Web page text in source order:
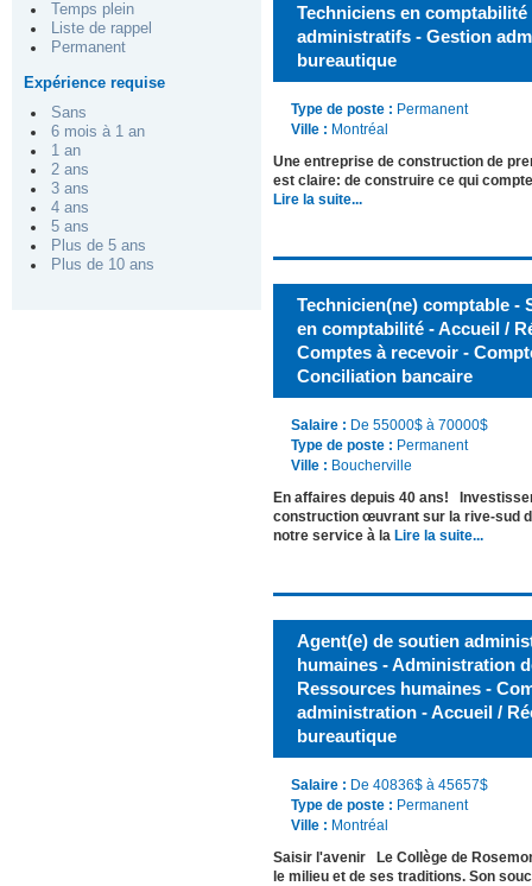
Temps plein
Liste de rappel
Permanent
Expérience requise
Sans
6 mois à 1 an
1 an
2 ans
3 ans
4 ans
5 ans
Plus de 5 ans
Plus de 10 ans
Techniciens en
administratifs - Gestion
bureautique
Type de poste : Permanent
Ville : Montréal
Une entreprise de construction de
est claire: de construire ce qui
Lire la suite...
Technicien(ne) comptable -
en comptabilité - Accueil /
Comptes à recevoir -
Conciliation bancaire
Salaire : De 55000$ à 70000$
Type de poste : Permanent
Ville : Boucherville
En affaires depuis 40 ans!
construction œuvrant sur la rive-sud
notre service à la Lire la suite...
Agent(e) de soutien
humaines - Administration
Ressources humaines -
administration - Accueil /
bureautique
Salaire : De 40836$ à 45657$
Type de poste : Permanent
Ville : Montréal
Saisir l'avenir Le Collège de
le milieu et de ses traditions. Son